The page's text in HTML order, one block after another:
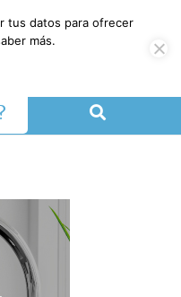
tus datos para ofrecer
más.